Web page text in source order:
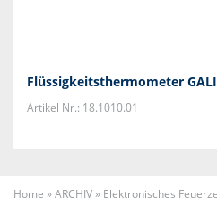
Flüssigkeitsthermometer
Artikel Nr.: 18.1010.01
Home »ARCHIV» Elektronisches